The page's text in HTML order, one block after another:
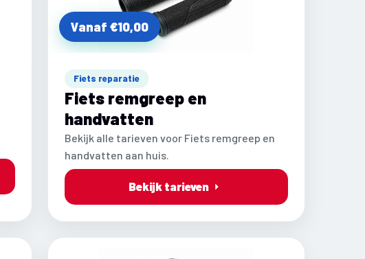
Vanaf €10,00
Fiets reparatie
Fiets remgreep en
handvatten
Bekijk alle tarieven voor Fiets remgreep en
handvatten aan huis.
Bekijk tarieven